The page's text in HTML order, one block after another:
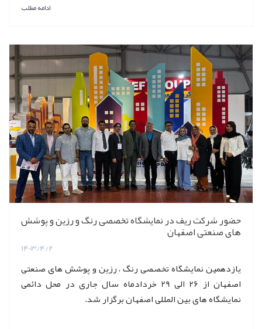
ادامه مطلب
حضور شرکت ریف در نمایشگاه تخصصی رنگ و رزین و پوشش
های صنعتی اصفهان
1403/4/2
یازدهمین نمایشگاه تخصصی رنگ ، رزین و پوشش های صنعتی
اصفهان از 26 الی 29 خردادماه سال جاری در محل دائمی
نمایشگاه های بین المللی اصفهان برگزار شد.